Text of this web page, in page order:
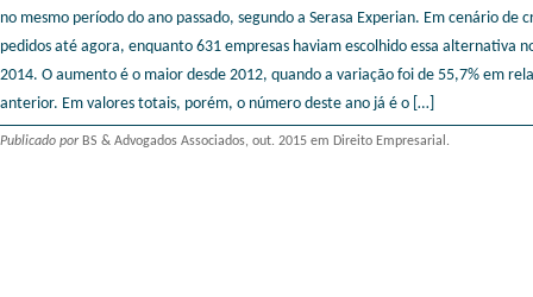
no mesmo período do ano passado, segundo a Serasa Experian. Em cenário de
pedidos até agora, enquanto 631 empresas haviam escolhido essa alternativa
2014. O aumento é o maior desde 2012, quando a variação foi de 55,7% em
anterior. Em valores totais, porém, o número deste ano já é o […]
Publicado por BS & Advogados Associados, out. 2015 em Direito Empresarial.